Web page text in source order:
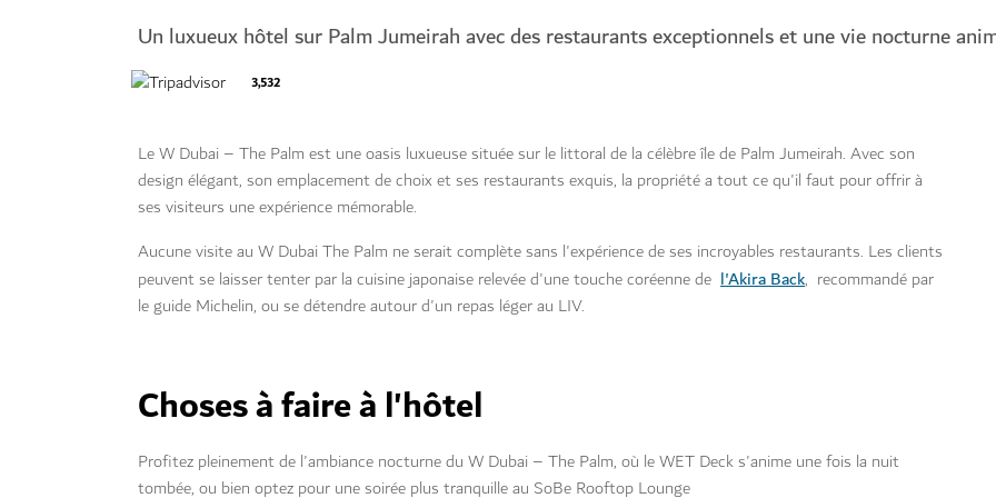
Un luxueux hôtel sur Palm Jumeirah avec des restaurants exceptionnels et une vie nocturne
3,532
Le W Dubai – The Palm est une oasis luxueuse située sur le littoral de la célèbre île de Palm Jumeirah. Avec son
design élégant, son emplacement de choix et ses restaurants exquis, la propriété a tout ce qu'il faut pour offrir à
ses visiteurs une expérience mémorable.
Aucune visite au W Dubai The Palm ne serait complète sans l'expérience de ses incroyables restaurants. Les clients
peuvent se laisser tenter par la cuisine japonaise relevée d'une touche coréenne de l'Akira Back, recommandé par
le guide Michelin, ou se détendre autour d'un repas léger au LIV.
Choses à faire à l'hôtel
Profitez pleinement de l'ambiance nocturne du W Dubai – The Palm, où le WET Deck s'anime une fois la nuit
tombée, ou bien optez pour une soirée plus tranquille au SoBe Rooftop Lounge